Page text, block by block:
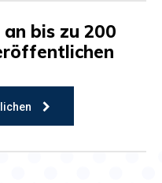
bis zu 200